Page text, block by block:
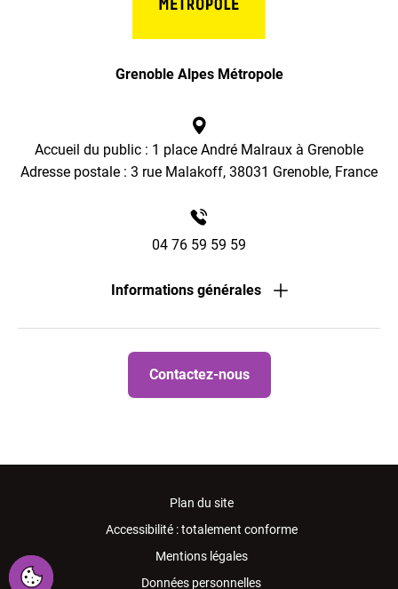
Grenoble Alpes Métropole
Accueil du public : 1 place André Malraux à Grenoble
Adresse postale : 3 rue Malakoff, 38031 Grenoble, France
04 76 59 59 59
Informations générales
Contactez-nous
Plan du site
Accessibilité : totalement conforme
Mentions légales
Données personnelles